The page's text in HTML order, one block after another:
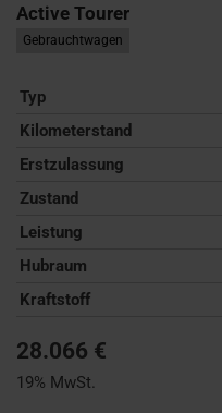
Active Tourer
Gebrauchtwagen
Typ
Kilometerstand
Erstzulassung
Zustand
Leistung
Hubraum
Kraftstoff
28.066 €
19% MwSt.